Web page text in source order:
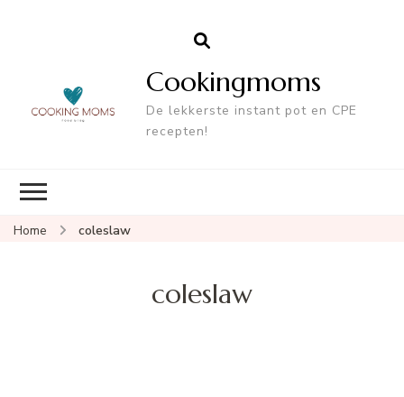
Cookingmoms
De lekkerste instant pot en CPE
recepten!
Home coleslaw
coleslaw